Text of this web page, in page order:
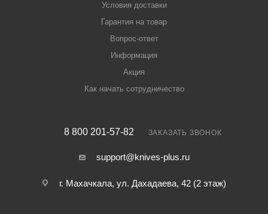
Условия доставки
Гарантия на товар
Вопрос-ответ
Информация
Акция
Как начать сотрудничество
8 800 201-57-82 ЗАКАЗАТЬ ЗВОНОК
support@knives-plus.ru
г. Махачкала, ул. Дахадаева, 42 (2 этаж)